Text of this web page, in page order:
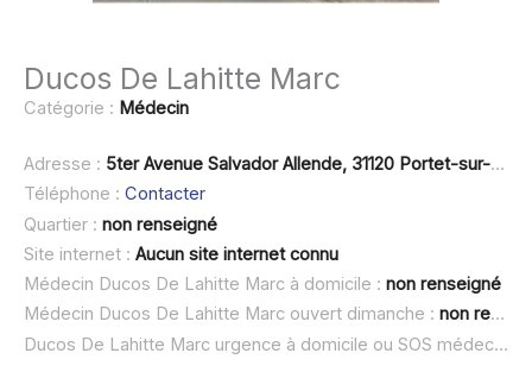
Ducos De Lahitte Marc
Catégorie : Médecin
Adresse : 5ter Avenue Salvador Allende, 31120 Portet-sur-Garonne
Téléphone : Contacter
Quartier : non renseigné
Site internet : Aucun site internet connu
Médecin Ducos De Lahitte Marc à domicile : non renseigné
Médecin Ducos De Lahitte Marc ouvert dimanche : non renseigné
Ducos De Lahitte Marc urgence à domicile ou SOS médecin :